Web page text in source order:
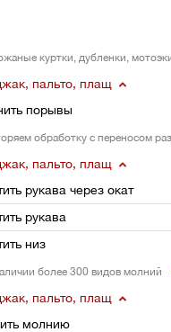
куртки, дубленки,
пальто, плащ
порывы
обработку с переносом
пальто, плащ
рукава через окат
рукава
низ
более 300 видов молний
пальто, плащ
молнию